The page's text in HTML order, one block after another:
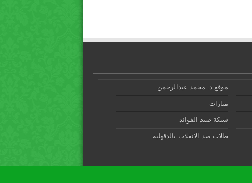
موقع د. محمد عبدالرحمن
منارات
شبكة صيد الفوائد
طلاب ضد الانقلاب بالدقهلية